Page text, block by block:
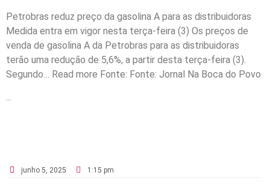
Petrobras reduz preço da gasolina A para as distribuidoras
Medida entra em vigor nesta terça-feira (3) Os preços de
venda de gasolina A da Petrobras para as distribuidoras
terão uma redução de 5,6%, a partir desta terça-feira (3).
Segundo… Read more Fonte: Fonte: Jornal Na Boca do Povo
...
junho 5, 2025 1:15 pm